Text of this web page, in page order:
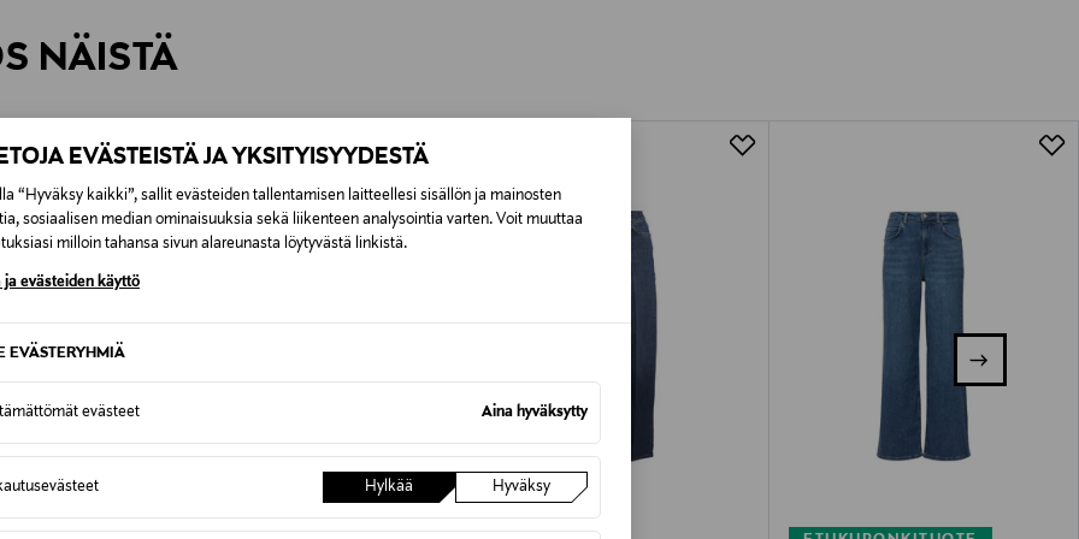
EVÄSTEISTÄ JA YKSITYISYYDESTÄ
“Hyväksy kaikki”, sallit evästeiden tallentamisen laitteellesi sisällön ja mainosten
sosiaalisen median ominaisuuksia sekä liikenteen analysointia varten. Voit muuttaa
milloin tahansa sivun alareunasta löytyvästä linkistä.
ja evästeiden käyttö
EVÄSTERYHMIÄ
evästeet Aina hyväksytty
Hylkää Hyväksy
Alk. 6,90 €, kun toimitus on saatavilla valittuun osoitteeseen.
NÄISTÄ